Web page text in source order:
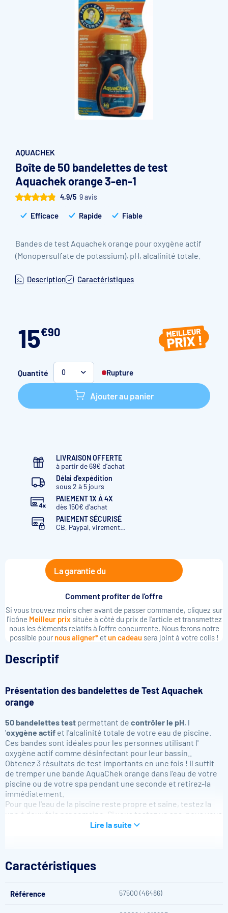
Accessoires et pièces détachées filtration
Pompe de filtration à vitesse variable
Vannes multivoies filtres à sable
Groupe de filtration sur palette
AQUACHEK
Boîte de 50 bandelettes de test
Aquachek orange 3-en-1
4,9/5 9 avis
Efficace Rapide Fiable
Bandes de test Aquachek orange pour oxygène actif
(Monopersulfate de potassium), pH, alcalinité totale.
Description Caractéristiques
15€90
Quantité 0 Rupture
Ajouter au panier
LIVRAISON OFFERTE
à partir de 69€ d’achat
Délai d'expédition
sous 2 à 5 jours
PAIEMENT 1X À 4X
dès 150€ d'achat
PAIEMENT SÉCURISÉ
CB, Paypal, virement…
La garantie du
Comment profiter de l'offre
Si vous trouvez moins cher avant de passer commande, cliquez sur
l'icône Meilleur prixsituée à côté du prix de l'article et transmettez
nous les éléments relatifs à l'offre concurrente. Nous ferons notre
possible pour nous aligner*etun cadeausera joint à votre colis !
Descriptif
Présentation des bandelettes de Test Aquachek
orange
50 bandelettes test permettant de contrôler le pH, l
'oxygène actif et l'alcalinité totale de votre eau de piscine.
Ces bandes sont idéales pour les personnes utilisant l'
oxygène actif comme désinfectant pour leur bassin..
Obtenez 3 résultats de test importants en une fois ! Il suffit
de tremper une bande AquaChek orange dans l'eau de votre
piscine ou de votre spa pendant une seconde et retirez-la
immédiatement.
Pour que l'eau de la piscine reste propre et saine, testez la
une à deux fois par semaine. Si vous testez un spa, nous vous
recommandons de faire le test avant et après chaque
Lire la suite
Caractéristiques
Référence 57500 (46486)